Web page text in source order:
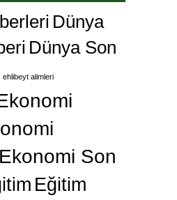
Dünya
Dünya Son
ehlibeyt alimleri
Ekonomi Son
Eğitim